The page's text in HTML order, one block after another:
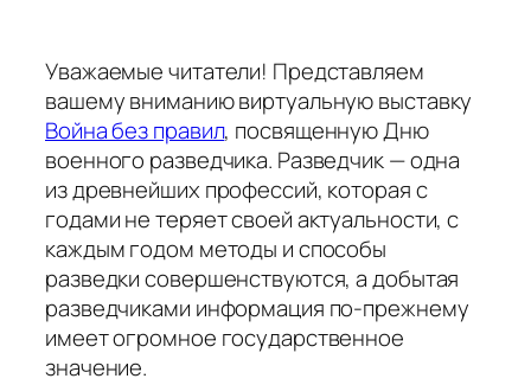
Уважаемые читатели! Представляем
вашему вниманию виртуальную выставку
Война без правил, посвященную Дню
военного разведчика. Разведчик — одна
из древнейших профессий, которая с
годами не теряет своей актуальности, с
каждым годом методы и способы
разведки совершенствуются, а добытая
разведчиками информация по-прежнему
имеет огромное государственное
значение.